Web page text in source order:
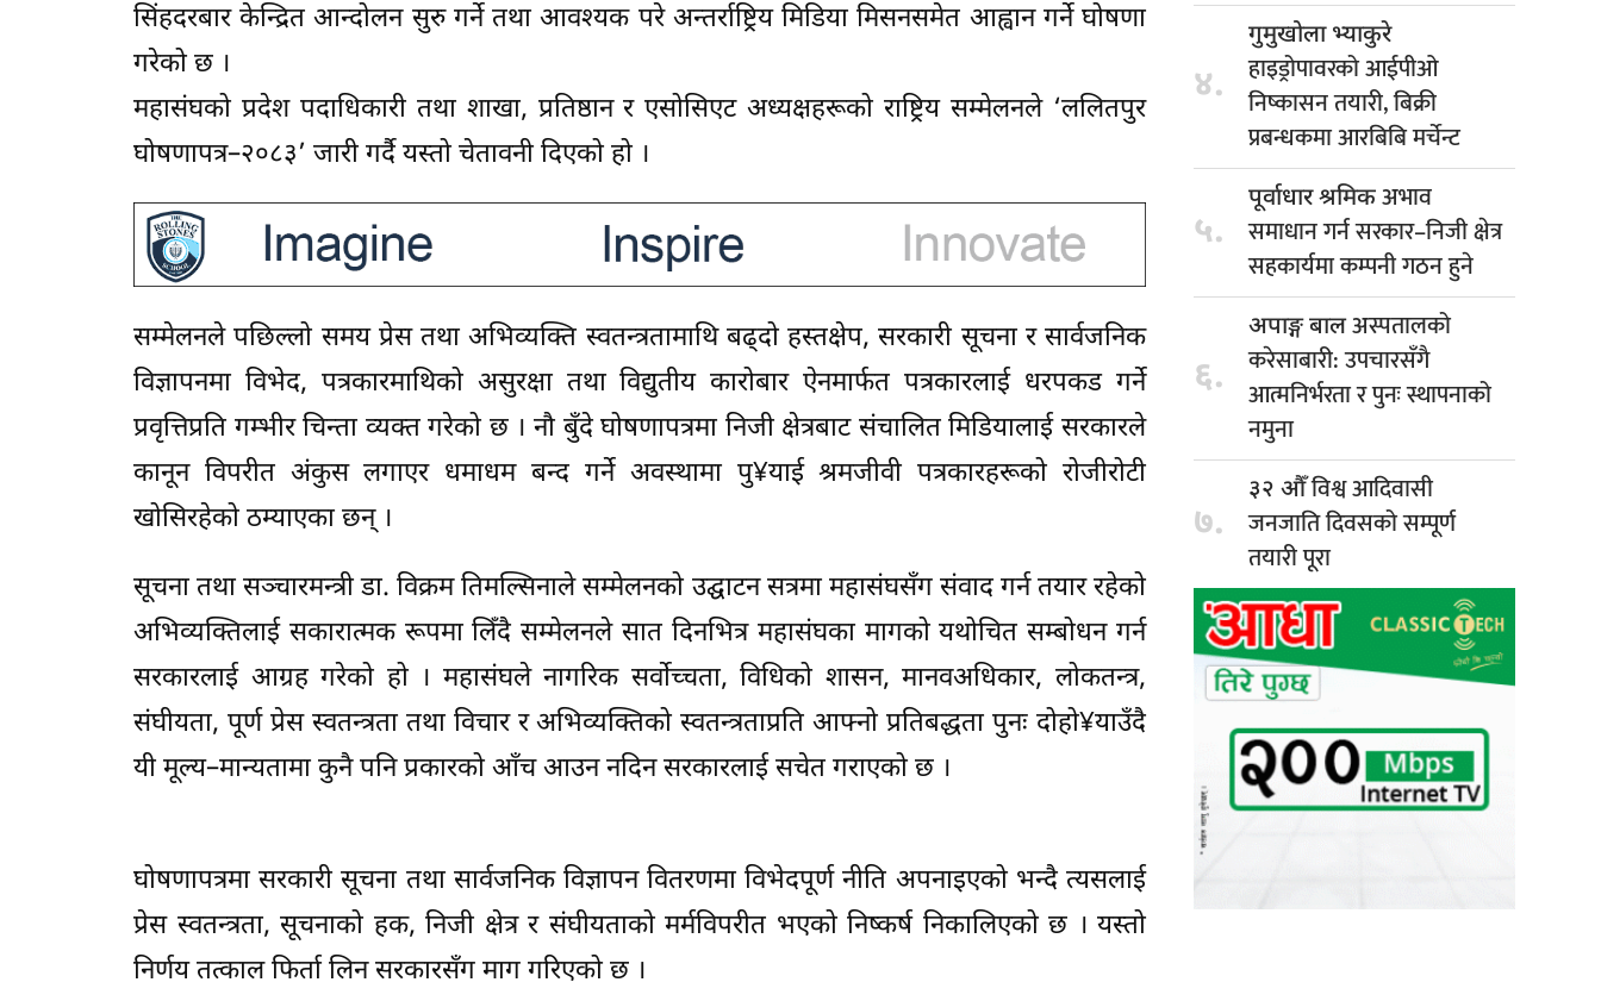
सिंहदरबार केन्द्रित आन्दोलन सुरु गर्ने तथा आवश्यक परे अन्तर्राष्ट्रिय मिडिया मिसनसमेत आह्वान गर्ने घोषणा
गरेको छ ।
महासंघको प्रदेश पदाधिकारी तथा शाखा, प्रतिष्ठान र एसोसिएट अध्यक्षहरूको राष्ट्रिय सम्मेलनले ‘ललितपुर
घोषणापत्र–२०८३’ जारी गर्दै यस्तो चेतावनी दिएको हो ।
सम्मेलनले पछिल्लो समय प्रेस तथा अभिव्यक्ति स्वतन्त्रतामाथि बढ्दो हस्तक्षेप, सरकारी सूचना र सार्वजनिक
विज्ञापनमा विभेद, पत्रकारमाथिको असुरक्षा तथा विद्युतीय कारोबार ऐनमार्फत पत्रकारलाई धरपकड गर्ने
प्रवृत्तिप्रति गम्भीर चिन्ता व्यक्त गरेको छ । नौ बुँदे घोषणापत्रमा निजी क्षेत्रबाट संचालित मिडियालाई सरकारले
कानून विपरीत अंकुस लगाएर धमाधम बन्द गर्ने अवस्थामा पु¥याई श्रमजीवी पत्रकारहरूको रोजीरोटी
खोसिरहेको ठम्याएका छन् ।
सूचना तथा सञ्चारमन्त्री डा. विक्रम तिमल्सिनाले सम्मेलनको उद्घाटन सत्रमा महासंघसँग संवाद गर्न तयार रहेको
अभिव्यक्तिलाई सकारात्मक रूपमा लिँदै सम्मेलनले सात दिनभित्र महासंघका मागको यथोचित सम्बोधन गर्न
सरकारलाई आग्रह गरेको हो । महासंघले नागरिक सर्वोच्चता, विधिको शासन, मानवअधिकार, लोकतन्त्र,
संघीयता, पूर्ण प्रेस स्वतन्त्रता तथा विचार र अभिव्यक्तिको स्वतन्त्रताप्रति आफ्नो प्रतिबद्धता पुनः दोहो¥याउँदै
यी मूल्य–मान्यतामा कुनै पनि प्रकारको आँच आउन नदिन सरकारलाई सचेत गराएको छ ।
घोषणापत्रमा सरकारी सूचना तथा सार्वजनिक विज्ञापन वितरणमा विभेदपूर्ण नीति अपनाइएको भन्दै त्यसलाई
प्रेस स्वतन्त्रता, सूचनाको हक, निजी क्षेत्र र संघीयताको मर्मविपरीत भएको निष्कर्ष निकालिएको छ । यस्तो
निर्णय तत्काल फिर्ता लिन सरकारसँग माग गरिएको छ ।
४.
गुमुखोला भ्याकुरे
हाइड्रोपावरको आईपीओ
निष्कासन तयारी, बिक्री
प्रबन्धकमा आरबिबि मर्चेन्ट
५.
पूर्वाधार श्रमिकअभाव
समाधान गर्न सरकार–निजी क्षेत्र
सहकार्यमा कम्पनी गठन हुने
६.
अपाङ्ग बालअस्पतालको
करेसाबारी: उपचारसँगै
आत्मनिर्भरता र पुनः स्थापनाको
नमुना
७.
३२ औँविश्व आदिवासी
जनजाति दिवसको सम्पूर्ण
तयारी पूरा